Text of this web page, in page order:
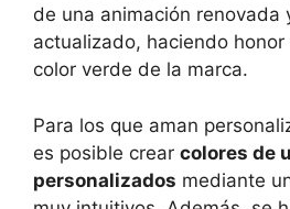
de una animación renovada
actualizado, haciendo
color verde de la marca.
Para los que aman
es posible crear colores de
personalizados mediante